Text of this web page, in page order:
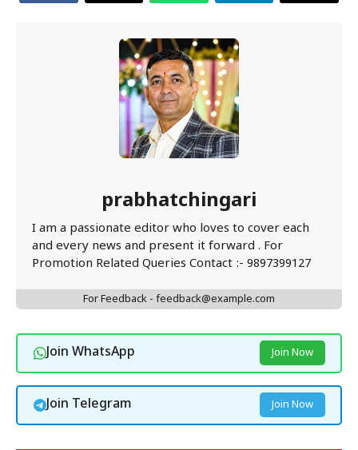
prabhatchingari
I am a passionate editor who loves to cover each
and every news and present it forward . For
Promotion Related Queries Contact :- 9897399127
For Feedback - feedback@example.com
Join WhatsApp Join Now
Join Telegram Join Now